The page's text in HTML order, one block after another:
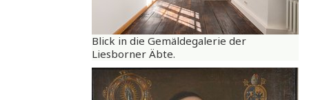
Blick in die Gemäldegalerie der
Liesborner Äbte.